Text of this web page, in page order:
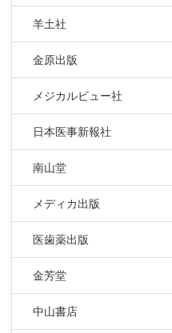
羊土社
金原出版
メジカルビュー社
日本医事新報社
南山堂
メディカ出版
医歯薬出版
金芳堂
中山書店